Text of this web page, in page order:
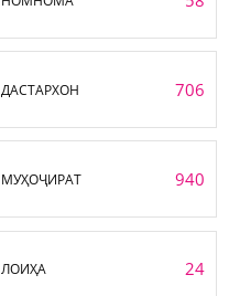
ДАСТАРХОН 706
МУҲОҶИРАТ 940
ЛОИҲА 24